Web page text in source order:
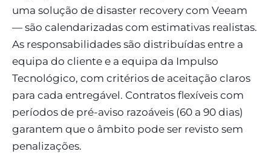
uma solução de disaster recovery com Veeam
— são calendarizadas com estimativas realistas.
As responsabilidades são distribuídas entre a
equipa do cliente e a equipa da Impulso
Tecnológico, com critérios de aceitação claros
para cada entregável. Contratos flexíveis com
períodos de pré-aviso razoáveis (60 a 90 dias)
garantem que o âmbito pode ser revisto sem
penalizações.